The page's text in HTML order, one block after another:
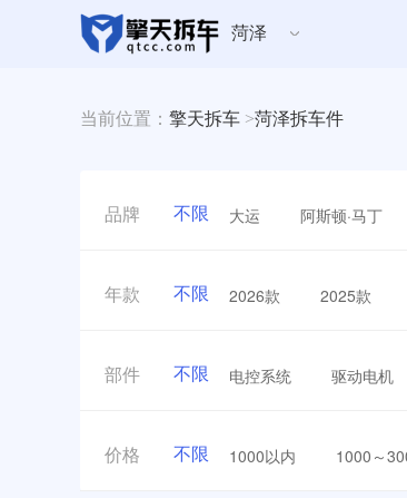
菏泽
当前位置： 擎天拆车 >菏泽拆车件
品牌 不限 大运 阿斯顿·马丁
年款 不限 2026款 2025款
部件 不限 电控系统 驱动电机
价格 不限 1000以内 1000～